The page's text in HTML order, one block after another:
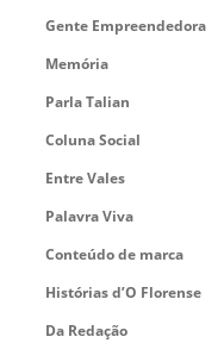
Gente Empreendedora
Memória
Parla Talian
Coluna Social
Entre Vales
Palavra Viva
Conteúdo de marca
Histórias d’O Florense
Da Redação